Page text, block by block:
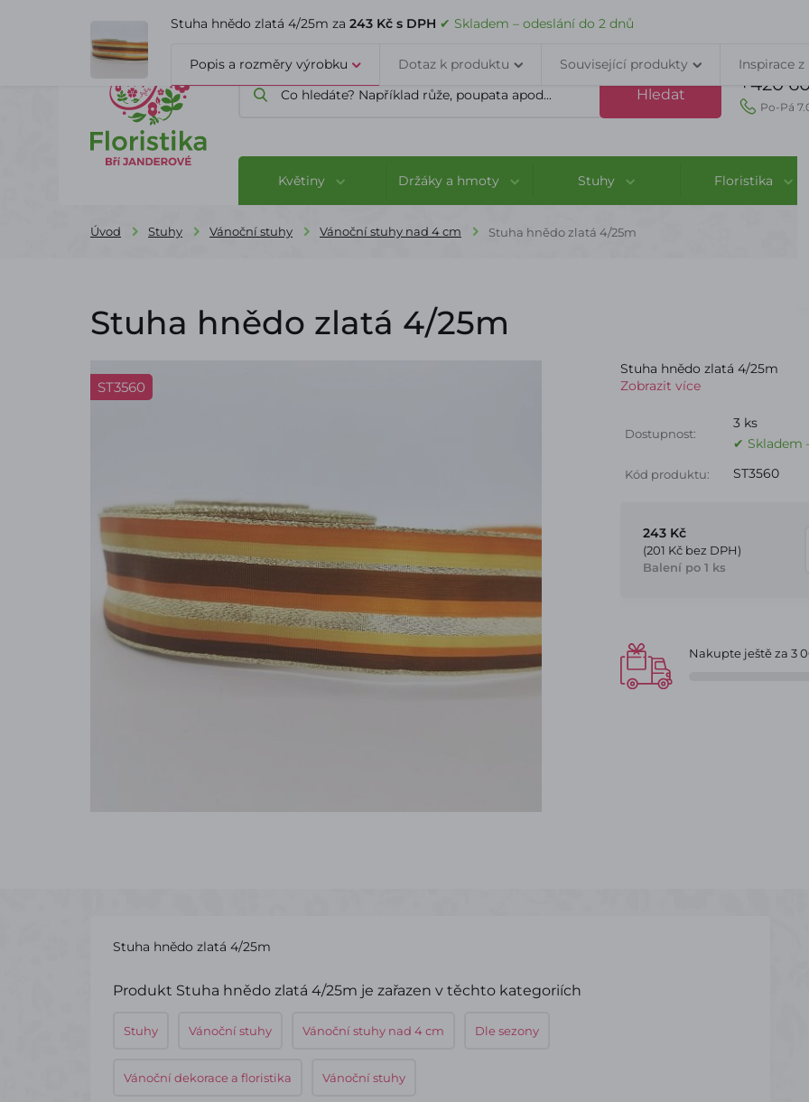
ÚVOD O FIRMĚ BLOG VELKOOBCHOD DOPRAVA A PLATBA
Hledat +420
Po-Pá
Květiny Držáky a hmoty Stuhy Floristika
Úvod Stuhy Vánoční stuhy Vánoční stuhy nad 4 cm Stuha hnědo zlatá 4/25m
Stuha hnědo zlatá 4/25m
ST3560
Stuha hnědo zlatá 4/25m
Zobrazit více
Dostupnost:
3 ks
✔ Skladem
Kód produktu: ST3560
243 Kč
(201 Kč bez DPH)
Balení po 1 ks
Nakupte ještě za 3
Stuha hnědo zlatá 4/25m za 243 Kč s DPH ✔ Skladem – odeslání do 2 dnů
Popis a rozměry výrobku Dotaz k produktu Související produkty Inspirace
Stuha hnědo zlatá 4/25m
Produkt Stuha hnědo zlatá 4/25m je zařazen v těchto kategoriích
Stuhy Vánoční stuhy Vánoční stuhy nad 4 cm Dle sezony
Vánoční dekorace a floristika Vánoční stuhy